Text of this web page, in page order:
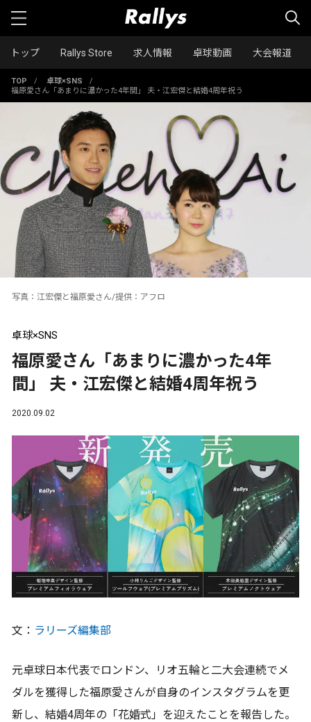
トップ Rallys Store 求人情報 卓球動画 大会報道
TOP / 卓球×SNS
/
福原愛さん「あまりに濃かった4年間」 夫・江宏傑と結婚4周年祝う
写真：江宏傑と福原愛さん/提供：アフロ
卓球×SNS
福原愛さん「あまりに濃かった4年
間」 夫・江宏傑と結婚4周年祝う
2020.09.02
文： ラリーズ編集部
元卓球日本代表でロンドン、リオ五輪と二大会連続でメ
ダルを獲得した福原愛さんが自身のインスタグラムを更
新し、結婚4周年の「花婚式」を迎えたことを報告した。